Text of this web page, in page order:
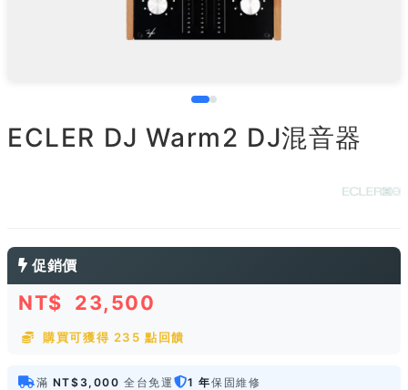
ECLER DJ Warm2 DJ混音器
促銷價
NT$ 23,500
購買可獲得 235 點回饋
滿 NT$3,000 全台免運 1 年保固維修